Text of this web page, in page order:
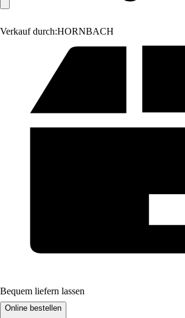
Verkauf durch:HORNBACH
Bequem liefern lassen
Online bestellen